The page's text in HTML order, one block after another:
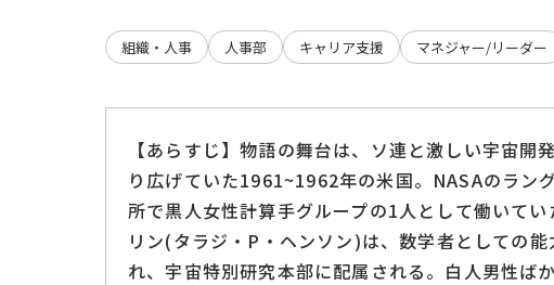
組織・人事 人事部 キャリア支援 マネジャー/リーダー
【あらすじ】物語の舞台は、ソ連と激しい宇宙開
り広げていた1961~1962年の米国。NASAのラン
所で黒人女性計算手グループの1人として働いてい
リン(タラジ・P・ヘンソン)は、数学者としての能
れ、宇宙特別研究本部に配属される。白人男性ば